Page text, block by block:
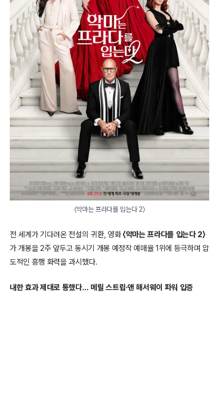
〈악마는 프라다를 입는다 2〉
전 세계가 기다려온 전설의 귀환, 영화〈악마는 프라다를 입는다 2〉
가 개봉을 2주 앞두고 동시기 개봉 예정작 예매율 1위에 등극하며 압
도적인 흥행 화력을 과시했다.
내한 효과 제대로 통했다… 메릴 스트립·앤 해서웨이 파워 입증